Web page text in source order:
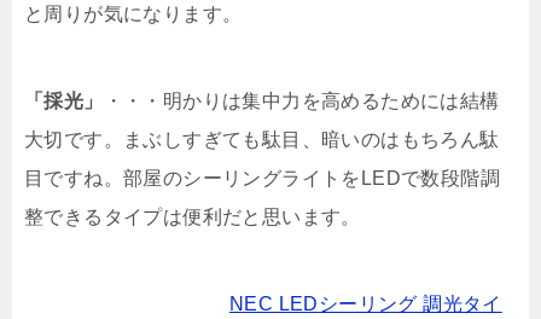
と周りが気になります。
「採光」
・・・明かりは集中力を高めるためには結構
大切です。まぶしすぎても駄目、暗いのはもちろん駄
目ですね。部屋のシーリングライトをLEDで数段階調
整できるタイプは便利だと思います。
NEC LEDシーリング 調光タイ